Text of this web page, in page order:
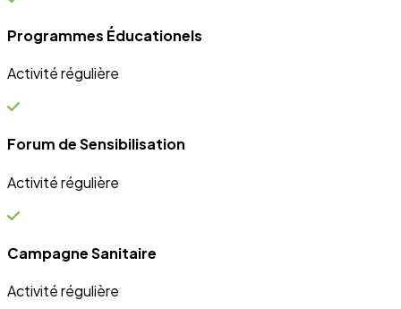
Ateliers communautaires
Activité régulière